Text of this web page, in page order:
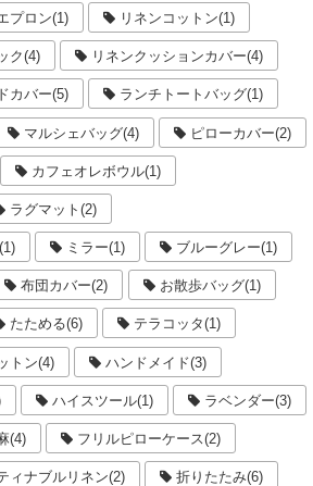
プロン(1) リネンコットン(1)
ク(4) リネンクッションカバー(4)
カバー(5) ランチトートバッグ(1)
マルシェバッグ(4) ピローカバー(2)
カフェオレボウル(1)
ラグマット(2)
ミラー(1) ブルーグレー(1)
布団カバー(2) お散歩バッグ(1)
たためる(6) テラコッタ(1)
トン(4) ハンドメイド(3)
ハイスツール(1) ラベンダー(3)
(4) フリルピローケース(2)
ィナブルリネン(2) 折りたたみ(6)